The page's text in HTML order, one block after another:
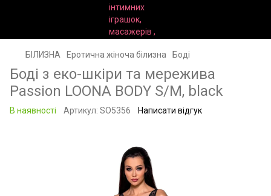
БІЛИЗНА Еротична жіноча білизна Боді
Боді з еко-шкіри та мережива
Passion LOONA BODY S/M, black
В наявності Артикул: SO5356 Написати відгук